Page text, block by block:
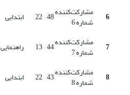
6 مشارکت‌کننده
شماره 6 48
22 ابتدایی
7 مشارکت‌کننده
شماره 7 44
13 راهنمایی
8 مشارکت‌کننده
شماره 8 43
22 ابتدایی